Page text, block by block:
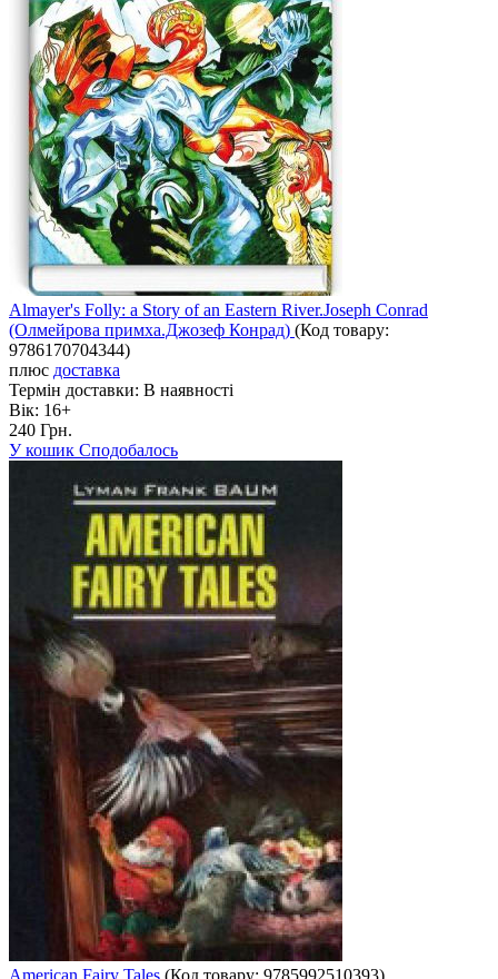
Almayer's Folly: a Story of an Eastern River.Joseph Conrad
(Олмейрова примха.Джозеф Конрад) (Код товару:
9786170704344)
плюс доставка
Термін доставки: В наявності
Вік: 16+
240 Грн.
У кошик Сподобалось